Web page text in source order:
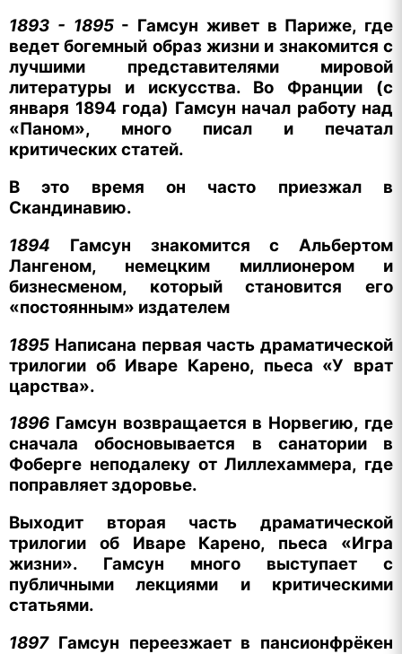
1893 - 1895- Гамсун живет в Париже, где
ведет богемный образ жизни и знакомится с
лучшими представителями мировой
литературы и искусства. Во Франции (с
января 1894 года) Гамсун начал работу над
«Паном», много писал и печатал
критических статей.
В это время он часто приезжал в
Скандинавию.
1894 Гамсун знакомится с Альбертом
Лангеном, немецким миллионером и
бизнесменом, который становится его
«постоянным» издателем
1895 Написана первая часть драматической
трилогии об Иваре Карено, пьеса «У врат
царства».
1896 Гамсун возвращается в Норвегию, где
сначала обосновывается в санатории в
Фоберге неподалеку от Лиллехаммера, где
поправляет здоровье.
Выходит вторая часть драматической
трилогии об Иваре Карено, пьеса «Игра
жизни». Гамсун много выступает с
публичными лекциями и критическими
статьями.
1897 Гамсун переезжает в пансионфрёкен